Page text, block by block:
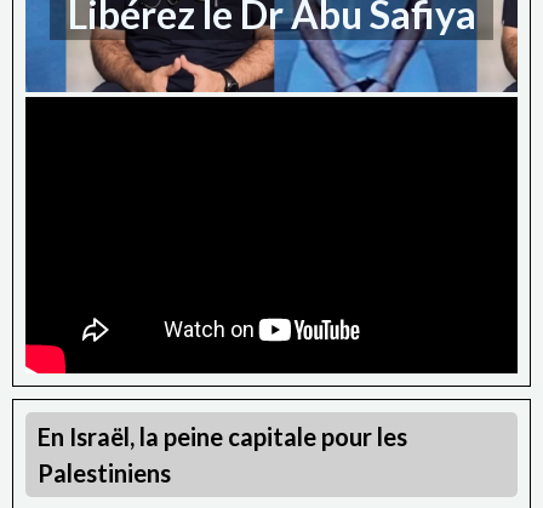
Libérez le Dr Abu Safiya
En Israël, la peine capitale pour les
Palestiniens